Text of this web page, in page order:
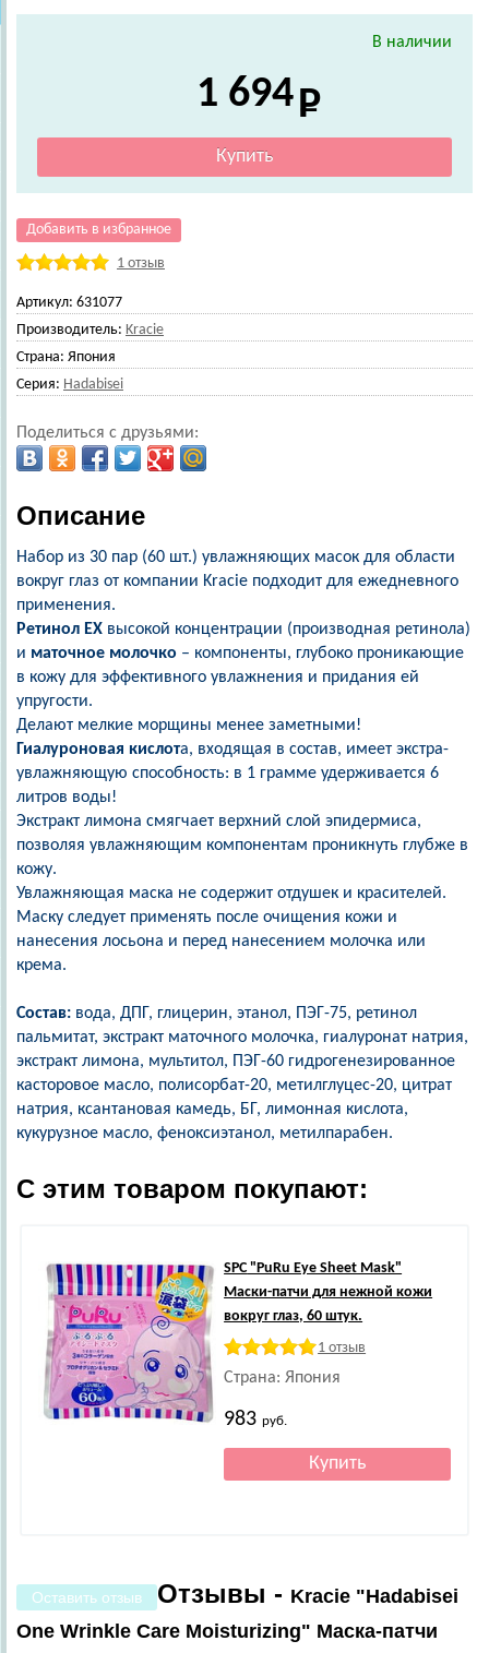
В наличии
1 694
Добавить в избранное
1 отзыв
Артикул: 631077
Производитель: Kracie
Страна: Япония
Серия: Hadabisei
Поделиться с друзьями:
Описание
Набор из 30 пар (60 шт.) увлажняющих масок для области
вокруг глаз от компании Kracie подходит для ежедневного
применения.
Ретинол EX высокой концентрации (производная ретинола)
и маточное молочко – компоненты, глубоко проникающие
в кожу для эффективного увлажнения и придания ей
упругости.
Делают мелкие морщины менее заметными!
Гиалуроновая кислота, входящая в состав, имеет экстра-
увлажняющую способность: в 1 грамме удерживается 6
литров воды!
Экстракт лимона смягчает верхний слой эпидермиса,
позволяя увлажняющим компонентам проникнуть глубже в
кожу.
Увлажняющая маска не содержит отдушек и красителей.
Маску следует применять после очищения кожи и
нанесения лосьона и перед нанесением молочка или
крема.
Состав: вода, ДПГ, глицерин, этанол, ПЭГ-75, ретинол
пальмитат, экстракт маточного молочка, гиалуронат натрия,
экстракт лимона, мультитол, ПЭГ-60 гидрогенезированное
касторовое масло, полисорбат-20, метилглуцес-20, цитрат
натрия, ксантановая камедь, БГ, лимонная кислота,
кукурузное масло, феноксиэтанол, метилпарабен.
С этим товаром покупают:
SPC "PuRu Eye Sheet Mask"
Маски-патчи для нежной кожи
вокруг глаз, 60 штук.
1 отзыв
Страна: Япония
983руб.
Оставить отзыв Отзывы - Kracie "Hadabisei
One Wrinkle Care Moisturizing" Маска-патчи